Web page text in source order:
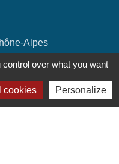
Alpes
confidentialité -
over what you want
cookies Personalize